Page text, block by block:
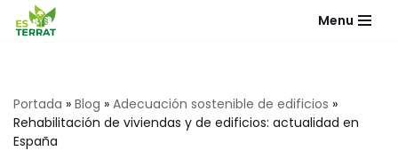
Menu
Portada » Blog » Adecuación sostenible de edificios »
Rehabilitación de viviendas y de edificios: actualidad en
España